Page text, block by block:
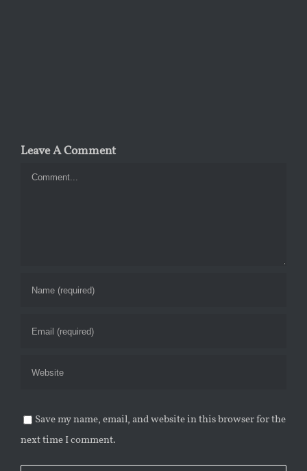
Leave A Comment
Comment
Save my name, email, and website in this browser for the
next time I comment.